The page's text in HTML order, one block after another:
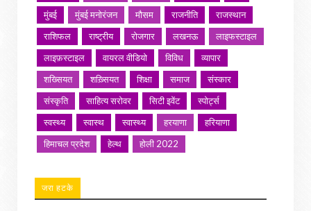
मुंबई
मुंबई मनोरंजन मौसम राजनीति
राजस्थान
राशिफल
राष्ट्रीय रोजगार लखनऊ
लाइफस्टाइल
लाइफ़स्टाइल
वायरल वीडियो विविध
व्यापार
शख्सियत
शख़्सियत शिक्षा समाज
संस्कार
संस्कृति
साहित्य सरोवर सिटी इवेंट
स्पोर्ट्स
स्वस्थ्य
स्वास्थ स्वास्थ्य हरयाणा
हरियाणा
हिमाचल प्रदेश
हेल्थ होली 2022
जरा हटके